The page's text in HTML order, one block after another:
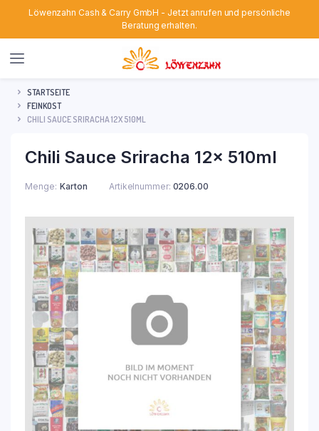
Löwenzahn Cash & Carry GmbH - Jetzt anrufen und persönliche
Beratung erhalten.
STARTSEITE
FEINKOST
CHILI SAUCE SRIRACHA 12X 510ML
Chili Sauce Sriracha 12x 510ml
Menge Karton Artikelnummer: 0206.00